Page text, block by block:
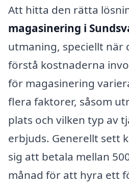
Att hitta den rätta
magasinering i
utmaning, speciellt när
förstå kostnaderna
för magasinering
flera faktorer, såsom
plats och vilken typ av
erbjuds. Generellt sett
sig att betala mellan
månad för att hyra ett